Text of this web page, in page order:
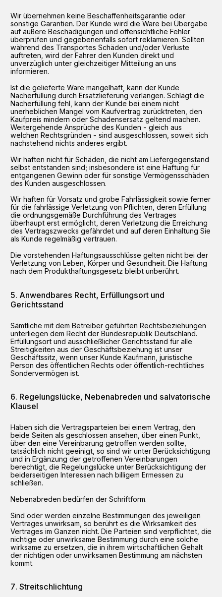
Wir übernehmen keine Beschaffenheitsgarantie oder
sonstige Garantien. Der Kunde wird die Ware bei Übergabe
auf äußere Beschädigungen und offensichtliche Fehler
überprüfen und gegebenenfalls sofort reklamieren. Sollten
während des Transportes Schäden und/oder Verluste
auftreten, wird der Fahrer den Kunden direkt und
unverzüglich unter gleichzeitiger Mitteilung an uns
informieren.
Ist die gelieferte Ware mangelhaft, kann der Kunde
Nacherfüllung durch Ersatzlieferung verlangen. Schlägt die
Nacherfüllung fehl, kann der Kunde bei einem nicht
unerheblichen Mangel vom Kaufvertrag zurücktreten, den
Kaufpreis mindern oder Schadensersatz geltend machen.
Weitergehende Ansprüche des Kunden - gleich aus
welchen Rechtsgründen - sind ausgeschlossen, soweit sich
nachstehend nichts anderes ergibt.
Wir haften nicht für Schäden, die nicht am Liefergegenstand
selbst entstanden sind; insbesondere ist eine Haftung für
entgangenen Gewinn oder für sonstige Vermögensschäden
des Kunden ausgeschlossen.
Wir haften für Vorsatz und grobe Fahrlässigkeit sowie ferner
für die fahrlässige Verletzung von Pflichten, deren Erfüllung
die ordnungsgemäße Durchführung des Vertrages
überhaupt erst ermöglicht, deren Verletzung die Erreichung
des Vertragszwecks gefährdet und auf deren Einhaltung Sie
als Kunde regelmäßig vertrauen.
Die vorstehenden Haftungsausschlüsse gelten nicht bei der
Verletzung von Leben, Körper und Gesundheit. Die Haftung
nach dem Produkthaftungsgesetz bleibt unberührt.
Anwendbares Recht, Erfüllungsort und
Gerichtsstand
Sämtliche mit dem Betreiber geführten Rechtsbeziehungen
unterliegen dem Recht der Bundesrepublik Deutschland.
Erfüllungsort und ausschließlicher Gerichtsstand für alle
Streitigkeiten aus der Geschäftsbeziehung ist unser
Geschäftssitz, wenn unser Kunde Kaufmann, juristische
Person des öffentlichen Rechts oder öffentlich-rechtliches
Sondervermögen ist.
Regelungslücke, Nebenabreden und salvatorische
Klausel
Haben sich die Vertragsparteien bei einem Vertrag, den
beide Seiten als geschlossen ansehen, über einen Punkt,
über den eine Vereinbarung getroffen werden sollte,
tatsächlich nicht geeinigt, so sind wir unter Berücksichtigung
und in Ergänzung der getroffenen Vereinbarungen
berechtigt, die Regelungslücke unter Berücksichtigung der
beiderseitigen Interessen nach billigem Ermessen zu
schließen.
Nebenabreden bedürfen der Schriftform.
Sind oder werden einzelne Bestimmungen des jeweiligen
Vertrages unwirksam, so berührt es die Wirksamkeit des
Vertrages im Ganzen nicht. Die Parteien sind verpflichtet, die
nichtige oder unwirksame Bestimmung durch eine solche
wirksame zu ersetzen, die in ihrem wirtschaftlichen Gehalt
der nichtigen oder unwirksamen Bestimmung am nächsten
kommt.
Streitschlichtung